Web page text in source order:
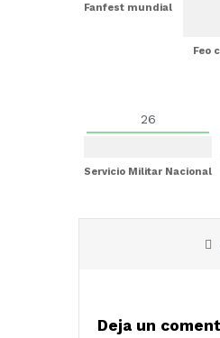
Fanfest mundial
Feo
26
Servicio Militar Nacional
Deja un